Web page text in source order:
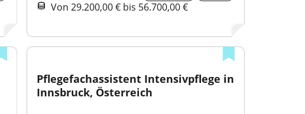
Von 29.200,00 € bis 56.700,00 €
Pflegefachassistent Intensivpflege in
Innsbruck, Österreich